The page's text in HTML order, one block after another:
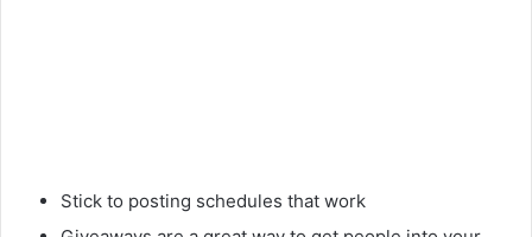
Stick to posting schedules that work